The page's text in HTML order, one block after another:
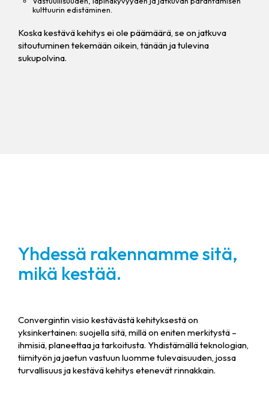
kulttuurin edistäminen.
Koska kestävä kehitys ei ole päämäärä, se on jatkuva
sitoutuminen tekemään oikein, tänään ja tulevina
sukupolvina.
Yhdessä rakennamme sitä,
mikä kestää.
Convergintin visio kestävästä kehityksestä on
yksinkertainen: suojella sitä, millä on eniten merkitystä –
ihmisiä, planeettaa ja tarkoitusta. Yhdistämällä teknologian,
tiimityön ja jaetun vastuun luomme tulevaisuuden, jossa
turvallisuus ja kestävä kehitys etenevät rinnakkain.